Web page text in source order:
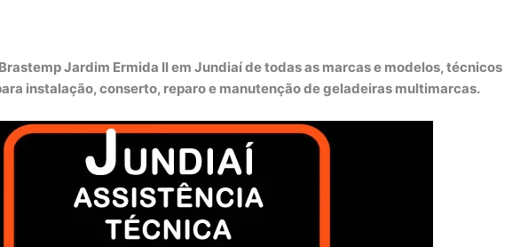
Jardim Ermida II em Jundiaí de todas as marcas e modelos, técnicos
instalação, conserto, reparo e manutenção de geladeiras multimarcas.